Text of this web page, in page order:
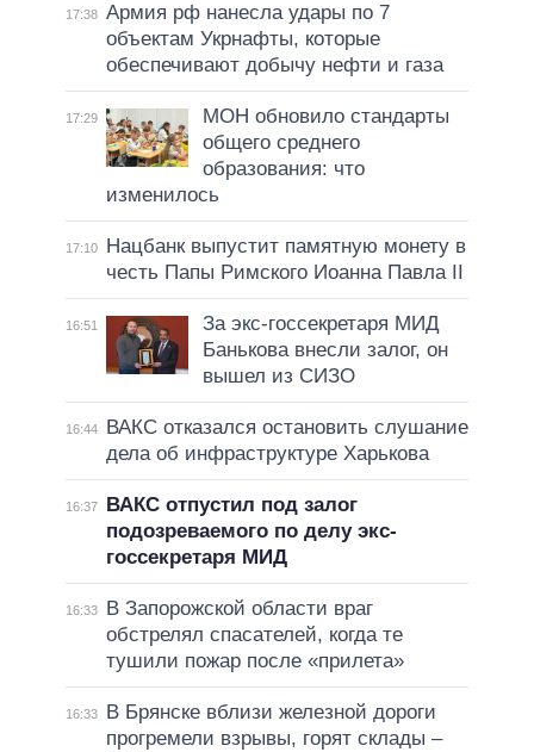
17:38 Армия рф нанесла удары по 7
объектам Укрнафты, которые
обеспечивают добычу нефти и газа
17:29
МОН обновило стандарты
общего среднего
образования: что
изменилось
17:10
Нацбанк выпустит памятную монету в
честь Папы Римского Иоанна Павла II
16:51
За экс-госсекретаря МИД
Банькова внесли залог, он
вышел из СИЗО
16:44
ВАКС отказался остановить слушание
дела об инфраструктуре Харькова
16:37
ВАКС отпустил под залог
подозреваемого по делу экс-
госсекретаря МИД
16:33
В Запорожской области враг
обстрелял спасателей, когда те
тушили пожар после «прилета»
16:33
В Брянске вблизи железной дороги
прогремели взрывы, горят склады –